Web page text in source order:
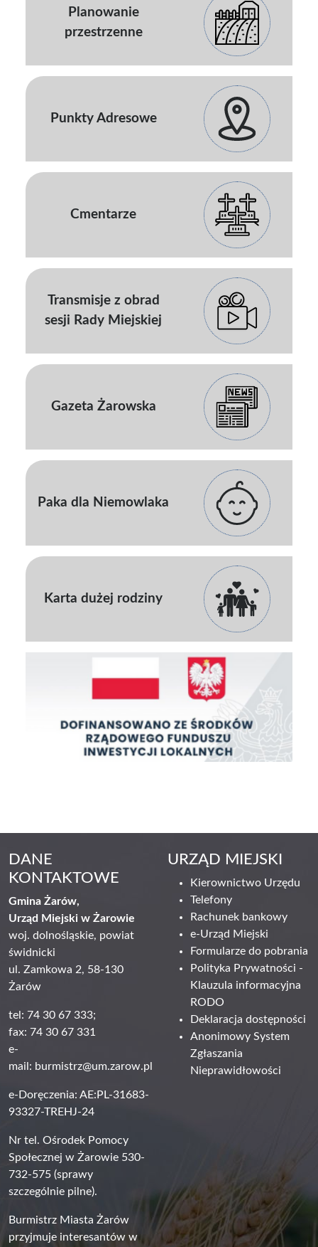
Planowanie
przestrzenne
Punkty Adresowe
Cmentarze
Transmisje z obrad
sesji Rady Miejskiej
Gazeta Żarowska
Paka dla Niemowlaka
Karta dużej rodziny
DANE
KONTAKTOWE
Gmina Żarów,
Urząd Miejski w Żarowie
woj. dolnośląskie, powiat
świdnicki
ul. Zamkowa 2, 58-130
Żarów
tel: 74 30 67 333;
fax: 74 30 67 331
e-
mail: burmistrz@um.zarow.pl
e-Doręczenia: AE:PL-31683-
93327-TREHJ-24
Nr tel. Ośrodek Pomocy
Społecznej w Żarowie 530-
732-575 (sprawy
szczególnie pilne).
Burmistrz Miasta Żarów
przyjmuje interesantów w
URZĄD MIEJSKI
Kierownictwo Urzędu
Telefony
Rachunek bankowy
e-Urząd Miejski
Formularze do pobrania
Polityka Prywatności -
Klauzula informacyjna
RODO
Deklaracja dostępności
Anonimowy System
Zgłaszania
Nieprawidłowości